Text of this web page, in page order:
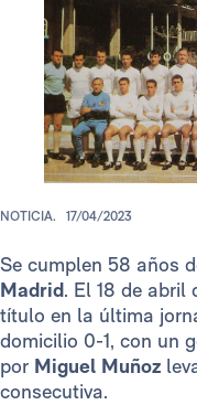
NOTICIA. 17/04/2023
Se cumplen 58 años
Madrid. El 18 de abril
título en la última
domicilio 0-1, con un
por Miguel Muñoz
consecutiva.